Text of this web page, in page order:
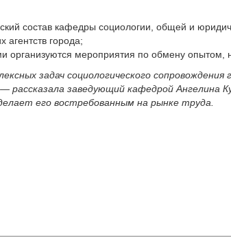
состав кафедры социологии, общей и
агентств города;
организуются мероприятия по обмену опытом,
задач социологического
рассказала заведующий кафедрой
его востребованным на рынке труда.